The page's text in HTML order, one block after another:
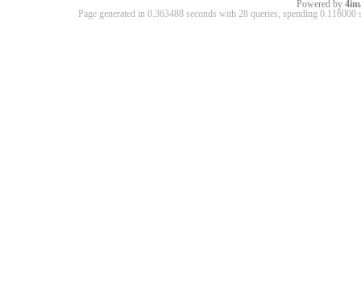
Powered by
Page generated in 0.363488 seconds with 28 queries, spending